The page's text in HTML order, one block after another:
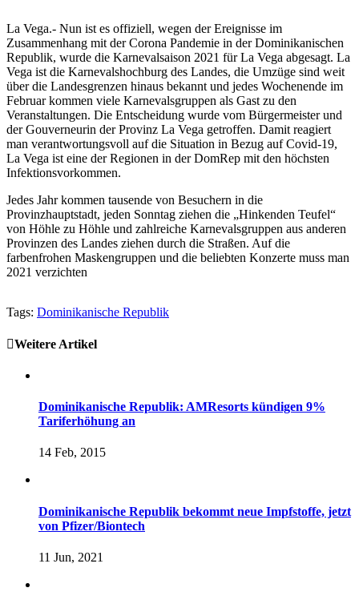
La Vega.- Nun ist es offiziell, wegen der Ereignisse im
Zusammenhang mit der Corona Pandemie in der Dominikanischen
Republik, wurde die Karnevalsaison 2021 für La Vega abgesagt. La
Vega ist die Karnevalshochburg des Landes, die Umzüge sind weit
über die Landesgrenzen hinaus bekannt und jedes Wochenende im
Februar kommen viele Karnevalsgruppen als Gast zu den
Veranstaltungen. Die Entscheidung wurde vom Bürgermeister und
der Gouverneurin der Provinz La Vega getroffen. Damit reagiert
man verantwortungsvoll auf die Situation in Bezug auf Covid-19,
La Vega ist eine der Regionen in der DomRep mit den höchsten
Infektionsvorkommen.
Jedes Jahr kommen tausende von Besuchern in die
Provinzhauptstadt, jeden Sonntag ziehen die „Hinkenden Teufel“
von Höhle zu Höhle und zahlreiche Karnevalsgruppen aus anderen
Provinzen des Landes ziehen durch die Straßen. Auf die
farbenfrohen Maskengruppen und die beliebten Konzerte muss man
2021 verzichten
Tags: Dominikanische Republik
Weitere Artikel
Dominikanische Republik: AMResorts kündigen 9%
Tariferhöhung an
14 Feb, 2015
Dominikanische Republik bekommt neue Impfstoffe, jetzt
von Pfizer/Biontech
11 Jun, 2021